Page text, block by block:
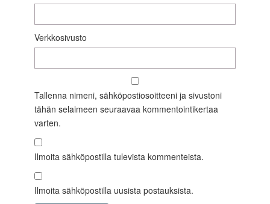
Verkkosivusto
Tallenna nimeni, sähköpostiosoitteeni ja sivustoni
tähän selaimeen seuraavaa kommentointikertaa
varten.
Ilmoita sähköpostilla tulevista kommenteista.
Ilmoita sähköpostilla uusista postauksista.